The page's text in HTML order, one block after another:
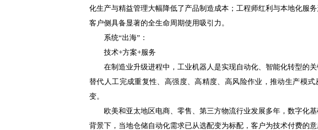
化生产与精益管理大幅降低了产品制造成本；工程师红利与本地化服务
客户侧具备显著的全生命周期使用吸引力。
系统“出海”：
技术+方案+服务
在制造业升级进程中，工业机器人是实现自动化、智能化转型的关
替代人工完成重复性、高强度、高精度、高风险作业，推动生产模
变。
欧美和亚太地区电商、零售、第三方物流行业发展多年，数字化基
背景下，当地仓储自动化需求已从选配变为标配，客户为技术付费的